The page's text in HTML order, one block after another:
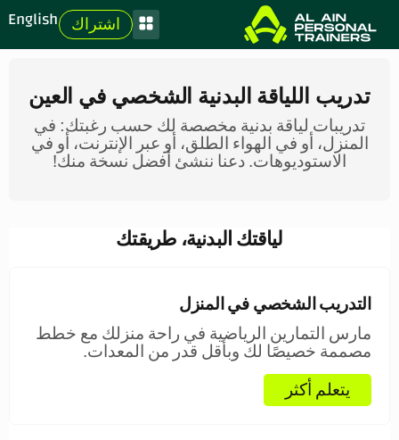
اشتراك English
تدريب اللياقة البدنية الشخصي في العين
تدريبات لياقة بدنية مخصصة لك حسب رغبتك: في
المنزل، أو في الهواء الطلق، أو عبر الإنترنت، أو في
الاستوديوهات. دعنا ننشئ أفضل نسخة منك!
لياقتك البدنية، طريقتك
التدريب الشخصي في المنزل
مارس التمارين الرياضية في راحة منزلك مع خطط
مصممة خصيصًا لك وبأقل قدر من المعدات.
يتعلم أكثر